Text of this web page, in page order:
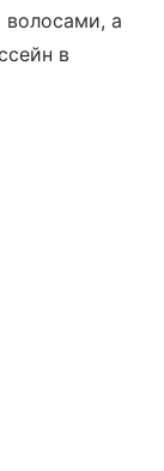
волосами, а
в